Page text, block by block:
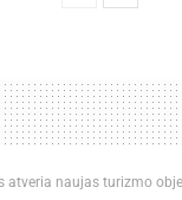
atveria naujas turizmo